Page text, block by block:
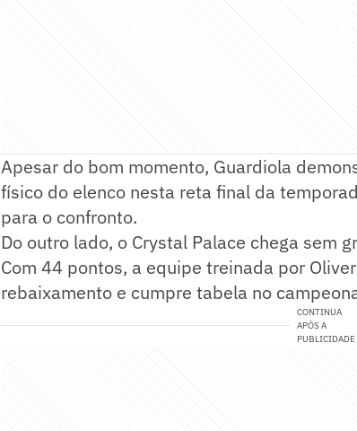
Apesar do bom momento, Guardiola
físico do elenco nesta reta final da
para o confronto.
Do outro lado, o Crystal Palace chega sem
Com 44 pontos, a equipe treinada por
rebaixamento e cumpre tabela no
CONTINUA
APÓS A
PUBLICIDADE